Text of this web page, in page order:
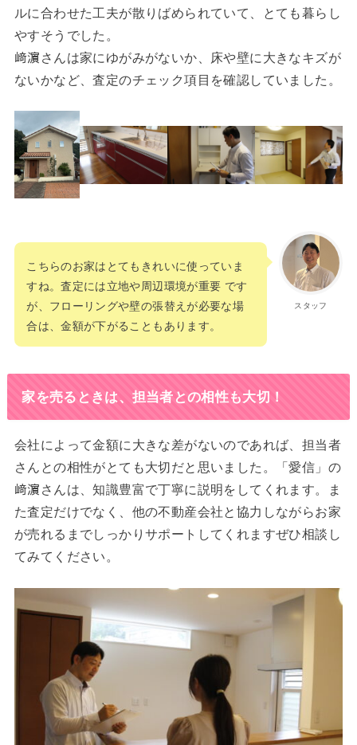
ルに合わせた工夫が散りばめられていて、とても暮らし
やすそうでした。
﨑濵さんは家にゆがみがないか、床や壁に大きなキズが
ないかなど、査定のチェック項目を確認していました。
スタッフ
こちらのお家はとてもきれいに使っていま
すね。査定には立地や周辺環境が重要 です
が、フローリングや壁の張替えが必要な場
合は、金額が下がることもあります。
家を売るときは、担当者との相性も大切！
会社によって金額に大きな差がないのであれば、担当者
さんとの相性がとても大切だと思いました。「愛信」の
﨑濵さんは、知識豊富で丁寧に説明をしてくれます。ま
た査定だけでなく、他の不動産会社と協力しながらお家
が売れるまでしっかりサポートしてくれますぜひ相談し
てみてください。